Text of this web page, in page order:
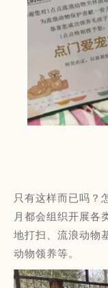
只有这样而已吗？
月都会组织开展各
地打扫、流浪动物
动物领养等。